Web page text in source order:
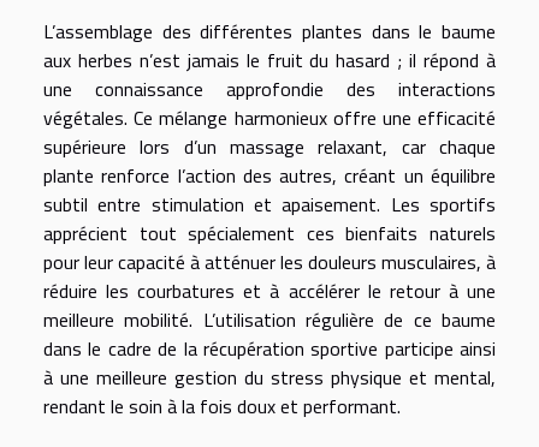
L’assemblage des différentes plantes dans le baume
aux herbes n’est jamais le fruit du hasard ; il répond à
une connaissance approfondie des interactions
végétales. Ce mélange harmonieux offre une efficacité
supérieure lors d’un massage relaxant, car chaque
plante renforce l’action des autres, créant un équilibre
subtil entre stimulation et apaisement. Les sportifs
apprécient tout spécialement ces bienfaits naturels
pour leur capacité à atténuer les douleurs musculaires, à
réduire les courbatures et à accélérer le retour à une
meilleure mobilité. L’utilisation régulière de ce baume
dans le cadre de la récupération sportive participe ainsi
à une meilleure gestion du stress physique et mental,
rendant le soin à la fois doux et performant.